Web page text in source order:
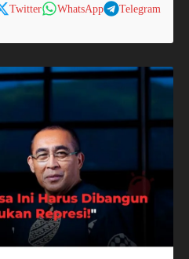
Twitter WhatsApp
Telegram